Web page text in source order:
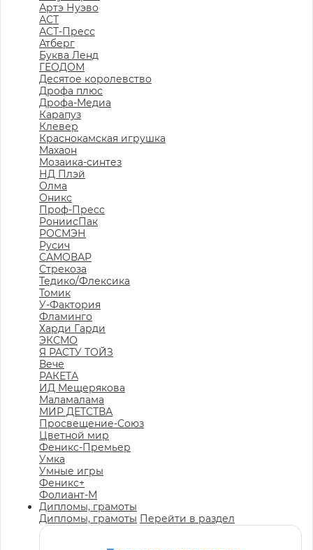
Артэ Нуэво
АСТ
АСТ-Пресс
Атберг
Буква Ленд
ГЕОДОМ
Десятое королевство
Дрофа плюс
Дрофа-Медиа
Карапуз
Клевер
Краснокамская игрушка
Махаон
Мозаика-синтез
НД Плэй
Олма
Оникс
Проф-Пресс
РониисПак
РОСМЭН
Русич
САМОВАР
Стрекоза
Тедико/Флексика
Томик
У-Фактория
Фламинго
Харди Гарди
ЭКСМО
Я РАСТУ ТОЙЗ
Вече
РАКЕТА
ИД Мещерякова
Маламалама
МИР ДЕТСТВА
Просвещение-Союз
Цветной мир
Феникс-Премьер
Умка
Умные игры
Феникс+
Фолиант-М
Дипломы, грамоты
Дипломы, грамоты Перейти в раздел